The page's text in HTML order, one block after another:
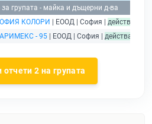
групата - майка и дъщерни д-ва
КОЛОРИ | ЕООД | София | действащ
- 95 | ЕООД | София | действащ
2 на групата